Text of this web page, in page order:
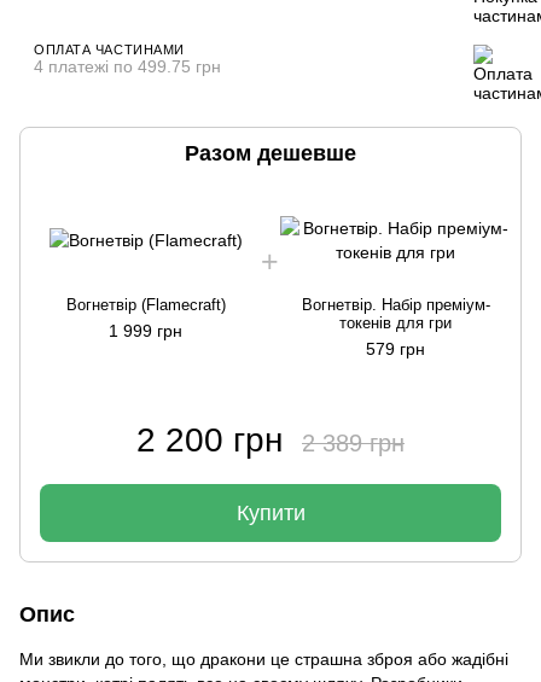
ОПЛАТА ЧАСТИНАМИ
4 платежі по 499.75 грн
Разом дешевше
Вогнетвір (Flamecraft)
1 999 грн
Вогнетвір. Набір преміум-
токенів для гри
579 грн
2 200 грн 2 389 грн
Купити
Опис
Ми звикли до того, що дракони це страшна зброя або жадібні